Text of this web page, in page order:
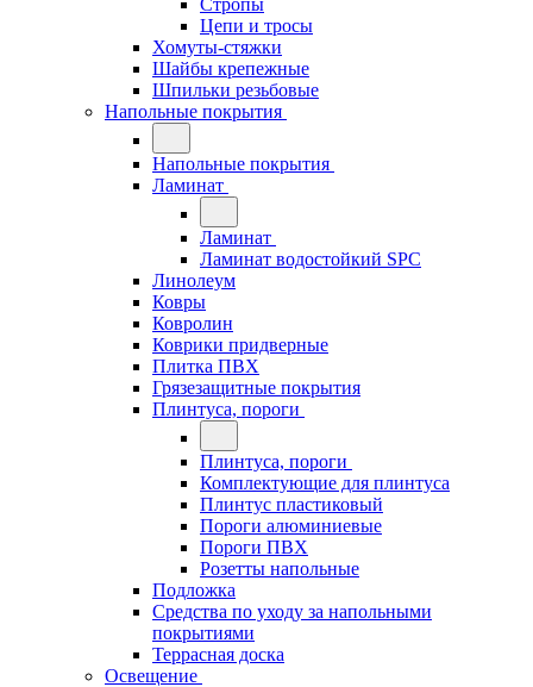
Стропы
Цепи и тросы
Хомуты-стяжки
Шайбы крепежные
Шпильки резьбовые
Напольные покрытия
Напольные покрытия
Ламинат
Ламинат
Ламинат водостойкий SPC
Линолеум
Ковры
Ковролин
Коврики придверные
Плитка ПВХ
Грязезащитные покрытия
Плинтуса, пороги
Плинтуса, пороги
Комплектующие для плинтуса
Плинтус пластиковый
Пороги алюминиевые
Пороги ПВХ
Розетты напольные
Подложка
Средства по уходу за напольными
покрытиями
Террасная доска
Освещение